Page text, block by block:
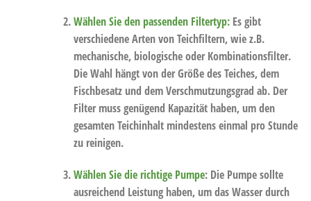
Wählen Sie den passenden Filtertyp: Es gibt
verschiedene Arten von Teichfiltern, wie z.B.
mechanische, biologische oder Kombinationsfilter.
Die Wahl hängt von der Größe des Teiches, dem
Fischbesatz und dem Verschmutzungsgrad ab. Der
Filter muss genügend Kapazität haben, um den
gesamten Teichinhalt mindestens einmal pro Stunde
zu reinigen.
Wählen Sie die richtige Pumpe: Die Pumpe sollte
ausreichend Leistung haben, um das Wasser durch